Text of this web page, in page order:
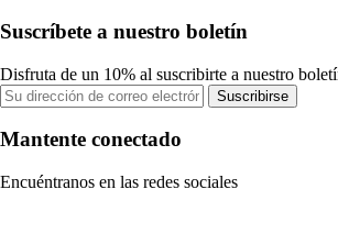
Suscríbete a nuestro boletín
Disfruta de un 10% al suscribirte a nuestro
Suscribirse
Mantente conectado
Encuéntranos en las redes sociales